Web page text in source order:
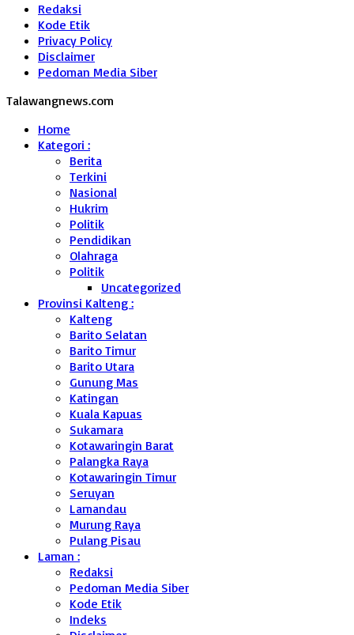
Redaksi
Kode Etik
Privacy Policy
Disclaimer
Pedoman Media Siber
Talawangnews.com
Home
Kategori :
Berita
Terkini
Nasional
Hukrim
Politik
Pendidikan
Olahraga
Politik
Uncategorized
Provinsi Kalteng :
Kalteng
Barito Selatan
Barito Timur
Barito Utara
Gunung Mas
Katingan
Kuala Kapuas
Sukamara
Kotawaringin Barat
Palangka Raya
Kotawaringin Timur
Seruyan
Lamandau
Murung Raya
Pulang Pisau
Laman :
Redaksi
Pedoman Media Siber
Kode Etik
Indeks